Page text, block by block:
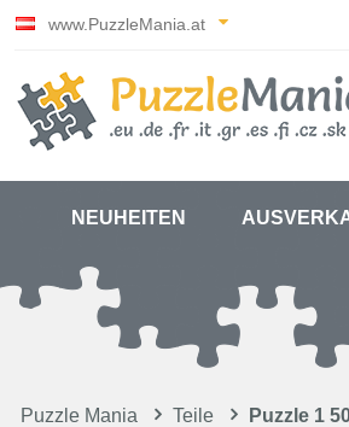
www.PuzzleMania.at
NEUHEITEN
Puzzle Mania Teile Puzzle 1